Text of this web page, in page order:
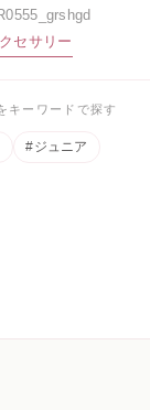
セサリー
キーワードで探す
#ジュニア